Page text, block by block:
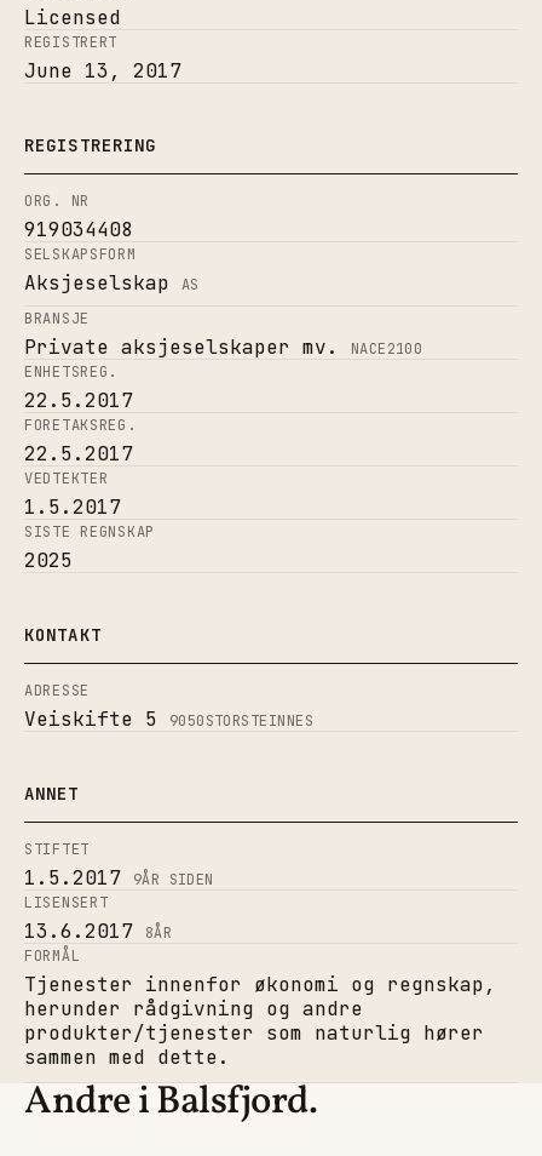
Licensed
REGISTRERT
June 13, 2017
REGISTRERING
ORG. NR
919034408
SELSKAPSFORM
Aksjeselskap
AS
BRANSJE
Private aksjeselskaper mv. NACE2100
ENHETSREG.
22.5.2017
FORETAKSREG.
22.5.2017
VEDTEKTER
1.5.2017
SISTE REGNSKAP
2025
KONTAKT
ADRESSE
Veiskifte 5 9050STORSTEINNES
ANNET
STIFTET
1.5.2017 9ÅR SIDEN
LISENSERT
13.6.2017 8ÅR
FORMÅL
Tjenester innenfor økonomi og regnskap,
herunder rådgivning og andre
produkter/tjenester som naturlig hører
sammen med dette.
Andre i Balsfjord.